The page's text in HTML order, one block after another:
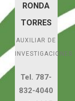
RONDA
TORRES
AUXILIAR DE
INVESTIGACIONES
Tel. 787-
832-4040